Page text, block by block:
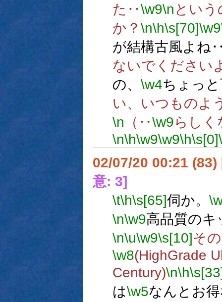
た‥\w9\n とい
か？ \n\h\s[70]\w9
が結構古風よね
ないでください
の、 \w4ちょっ
い、いつものよ
\n （‥\w9らし
\n\h\w9\w9\h\s[0]
02/07/20 00:21 (83)
意: 3]
\t\h\s[65]伺か。
\n\w9高品質のキ
\n\u\w9\s[10]そ
\w8(HighGrade
Century)\n\h
は\w5なんとお